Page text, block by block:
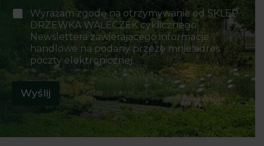
r
u
P
Wyrażam zgodę na otrzymywanie od SKLEP
DRZEWKA WALECZEK cyklicznego
Newslettera zawierającego informacje
handlowe na podany przeze mnie adres
poczty elektronicznej.
Wyślij